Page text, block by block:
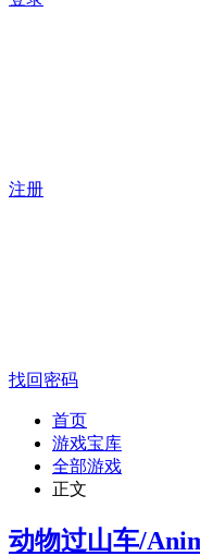
注册
找回密码
首页
游戏宝库
全部游戏
正文
动物过山车/